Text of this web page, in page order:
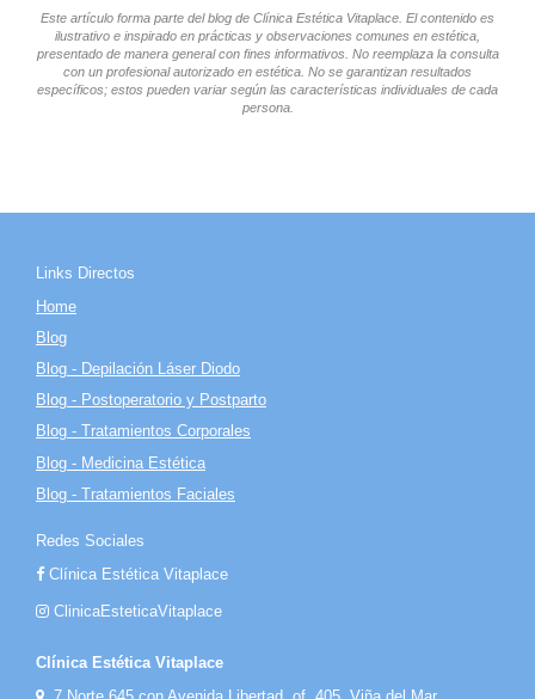
Este artículo forma parte del blog de Clínica Estética Vitaplace. El contenido es
ilustrativo e inspirado en prácticas y observaciones comunes en estética,
presentado de manera general con fines informativos. No reemplaza la consulta
con un profesional autorizado en estética. No se garantizan resultados
específicos; estos pueden variar según las características individuales de cada
persona.
Links Directos
Home
Blog
Blog - Depilación Láser Diodo
Blog - Postoperatorio y Postparto
Blog - Tratamientos Corporales
Blog - Medicina Estética
Blog - Tratamientos Faciales
Redes Sociales
Clínica Estética Vitaplace
ClinicaEsteticaVitaplace
Clínica Estética Vitaplace